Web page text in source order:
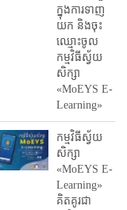
ក្នុងការ​ទាញ​
យក និង​ចុះ​
ឈ្មោះ​ចូល​
កម្មវិធី​ស្វ័យ
សិក្សា
«MoEYS E-
Learning»
កម្មវិធីស្វ័យ
សិក្សា
«MoEYS E-
Learning»
គិតគូរជា